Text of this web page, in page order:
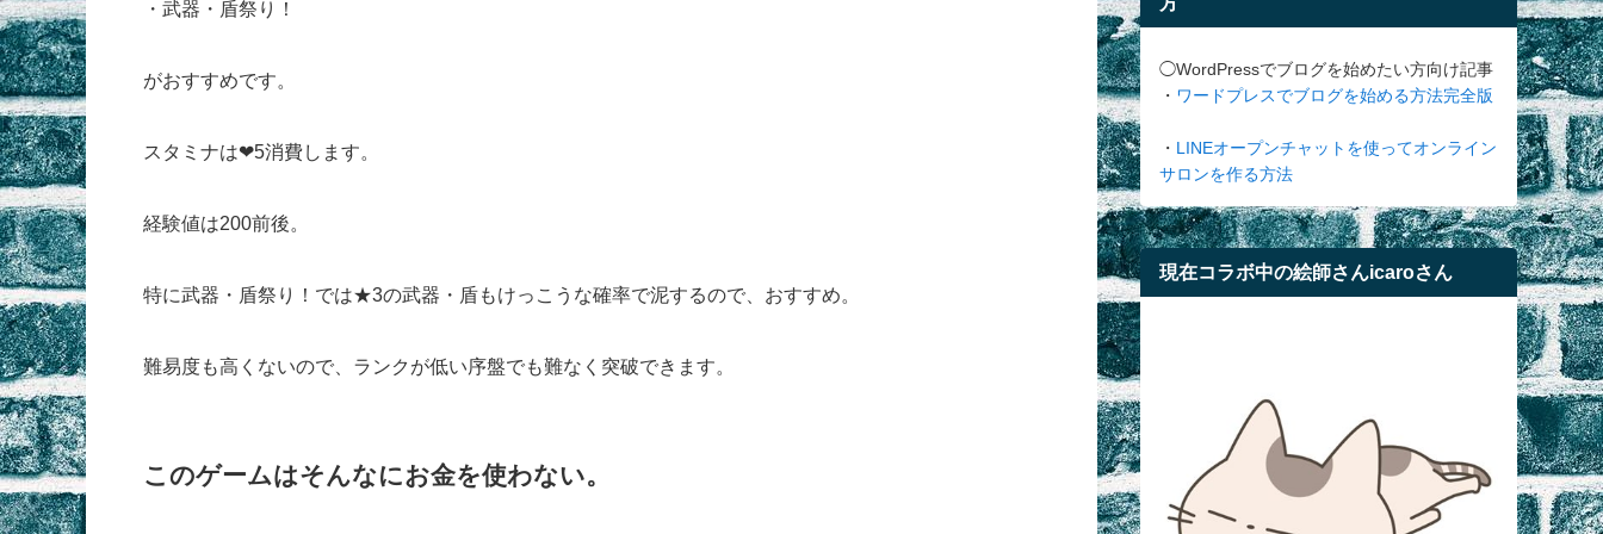
・武器・盾祭り！
がおすすめです。
スタミナは❤5消費します。
経験値は200前後。
特に武器・盾祭り！では★3の武器・盾もけっこうな確率で泥するので、おすすめ。
難易度も高くないので、ランクが低い序盤でも難なく突破できます。
このゲームはそんなにお金を使わない。
◯WordPressでブログを始めたい方向け記事
・ ワードプレスでブログを始める方法完全版
・ LINEオープンチャットを使ってオンライン
サロンを作る方法
現在コラボ中の絵師さんicaroさん